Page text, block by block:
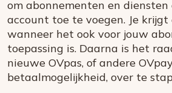
om abonnementen en diensten
account toe te voegen. Je
wanneer het ook voor jouw
toepassing is. Daarna is het
nieuwe OVpas, of andere
betaalmogelijkheid, over te